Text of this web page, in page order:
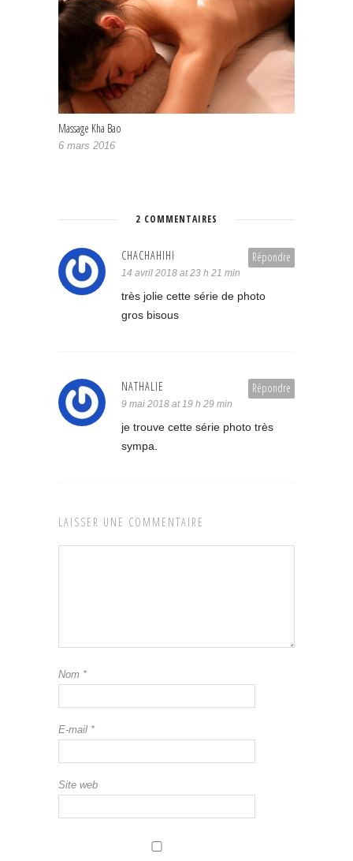
Massage Kha Bao
6 mars 2016
2 COMMENTAIRES
Répondre
CHACHAHIHI
14 avril 2018 at 23 h 21 min
très jolie cette série de photo
gros bisous
Répondre
NATHALIE
9 mai 2018 at 19 h 29 min
je trouve cette série photo très
sympa.
LAISSER UNE COMMENTAIRE
Nom *
E-mail *
Site web